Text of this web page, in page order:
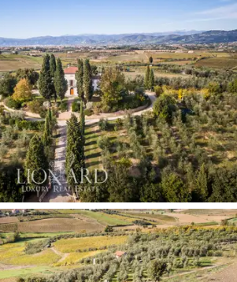
で販売されているこの美しいヴ
豪華さ、プライバシー、実用
ます。トスカーナの素晴らし
ライバシーと快適さで楽しむ